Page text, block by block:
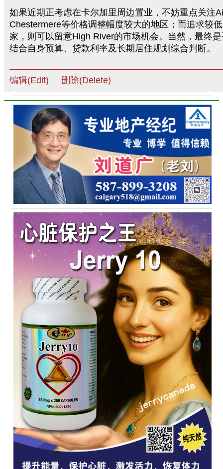
如果近期正考虑在卡尔加里周边置业，不妨重点关注
Chestermere等价格调整幅度较大的地区；而追求较
家，则可以留意High River的市场机会。当然，最终
结合自身预算、贷款利率及长期居住规划综合判断。
编辑(Edit) 删除(Delete)